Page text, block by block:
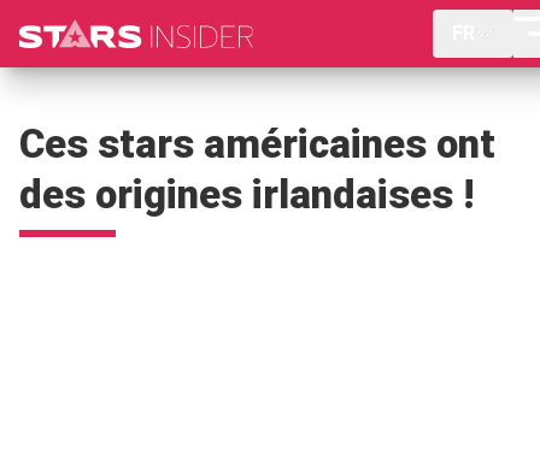
Ces stars américaines ont
des origines irlandaises !